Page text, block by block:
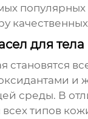
для тела
становятся
среды. В
типов